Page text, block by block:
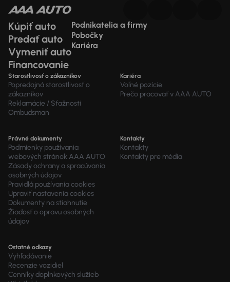
Kúpiť auto
Predať auto
Vymeniť auto
Financovanie
Podnikatelia a firmy
Pobočky
Kariéra
Starostlivosť o zákazníkov
Popredajná starostlivosť o
zákazníkov
Reklamácie / Sťažnosti
Ombudsman
Kariéra
Voľné pozície
Prečo pracovať v AAA AUTO
Právné dokumenty
Podmienky používania
webových stránok AAA AUTO
Zásady ochrany a spracúvania
osobných údajov
Pravidlá používania cookies
Upraviť nastavenia cookies
Dokumenty na stiahnutie
Žiadosť o opravu osobných
údajov
Kontakty
Kontakty
Kontakty pre média
Ostatné odkazy
Vyhľadávanie
Recenzie vozidiel
Cenníky doplnkových služieb